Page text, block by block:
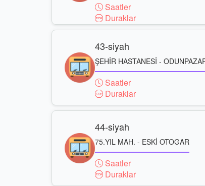
Saatler
Duraklar
43-siyah
ŞEHİR HASTANESİ -
Saatler
Duraklar
44-siyah
75.YIL MAH. - ESKİ OTOGAR
Saatler
Duraklar